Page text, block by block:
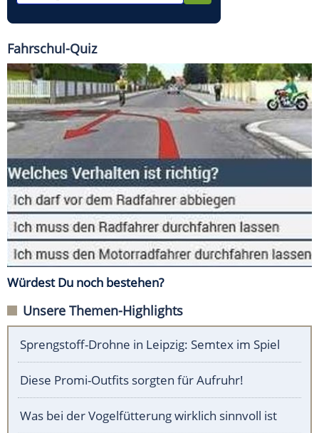
Fahrschul-Quiz
Würdest Du noch bestehen?
Unsere Themen-Highlights
Sprengstoff-Drohne in Leipzig: Semtex im Spiel
Diese Promi-Outfits sorgten für Aufruhr!
Was bei der Vogelfütterung wirklich sinnvoll ist